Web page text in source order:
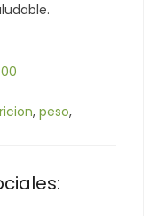
, peso,